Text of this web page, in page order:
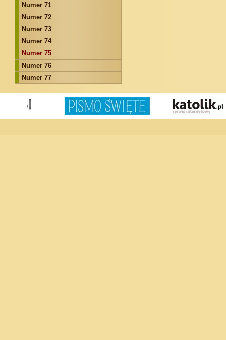
Numer 71
Numer 72
Numer 73
Numer 74
Numer 75
Numer 76
Numer 77